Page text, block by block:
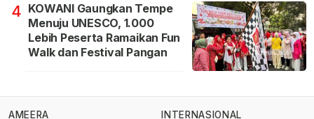
4 KOWANI Gaungkan Tempe
Menuju UNESCO, 1.000
Lebih Peserta Ramaikan Fun
Walk dan Festival Pangan
AMEERA
INTERNASIONAL